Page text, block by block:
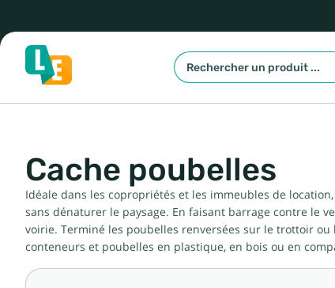
Cache poubelles
Idéale dans les copropriétés et les immeubles de
sans dénaturer le paysage. En faisant barrage contre le
voirie. Terminé les poubelles renversées sur le trottoir
conteneurs et poubelles en plastique, en bois ou en